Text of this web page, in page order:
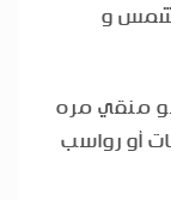
و
منقي مره
أو رواسب